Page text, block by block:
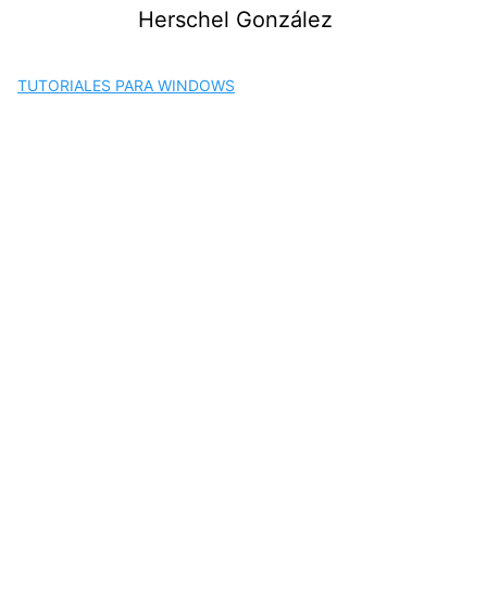
Herschel González
TUTORIALES PARA WINDOWS